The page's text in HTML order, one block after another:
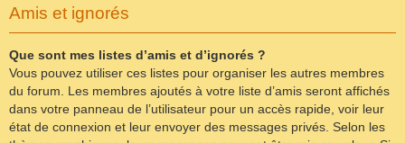
Amis et ignorés
Que sont mes listes d’amis et d’ignorés ?
Vous pouvez utiliser ces listes pour organiser les autres membres
du forum. Les membres ajoutés à votre liste d’amis seront affichés
dans votre panneau de l’utilisateur pour un accès rapide, voir leur
état de connexion et leur envoyer des messages privés. Selon les